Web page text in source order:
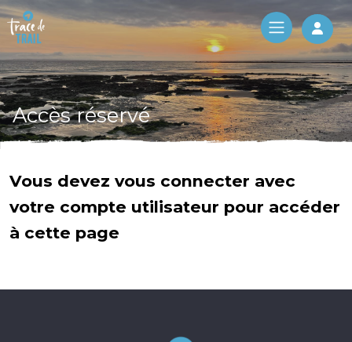
Log
Accès réservé
Vous devez vous connecter avec
votre compte utilisateur pour accéder
à cette page